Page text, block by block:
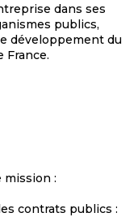
dans ses
publics,
développement du
France.
mission :
contrats publics :